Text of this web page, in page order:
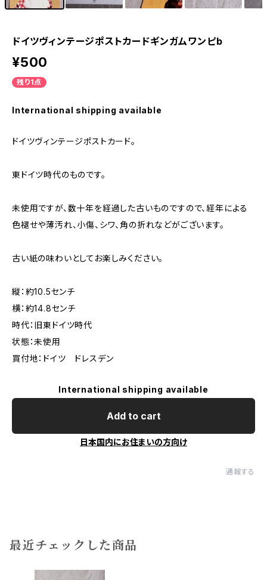
ドイツヴィンテージポストカードギンガムワンピb
¥500
残り1点
International shipping available
ドイツヴィンテージポストカード。
東ドイツ時代のものです。
未使用ですが、数十年を経過した古いものですので、経年による
色褪せや薄汚れ、小傷、シワ、角の折れなどがございます。
古い紙の味わいとしてお楽しみください。
縦：約10.5センチ
横：約14.8センチ
時代：旧東ドイツ時代
状態：未使用
買付地：ドイツ ドレスデン
International shipping available
Add to cart
日本国内にお住まいの方向け
通報する
最近チェックした商品